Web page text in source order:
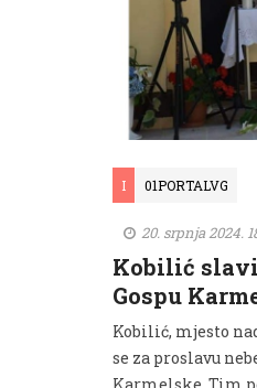
I 01PORTALVG
20. srpnja 2024.
Kobilić
Gospu
Kobilić, mjesto
se za proslavu